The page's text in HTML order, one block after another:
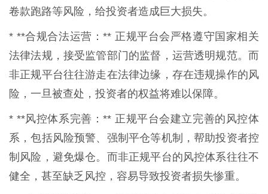
卷款跑路等风险，给投资者造成巨大损失。
* **合规合法运营：** 正规平台会严格遵守国家相关
法律法规，接受监管部门的监督，运营透明规范。而
非正规平台往往游走在法律边缘，存在违规操作的风
险，一旦被查处，投资者的权益将难以保障。
* **风控体系完善：** 正规平台会建立完善的风控体
系，包括风险预警、强制平仓等机制，帮助投资者控
制风险，避免爆仓。而非正规平台的风控体系往往不
健全，甚至缺乏风控，容易导致投资者损失惨重。